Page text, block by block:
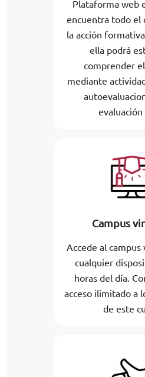
Plataforma web
encuentra todo el
la acción
ella podrá
comprender
mediante
evaluación
Campus
Accede al campus
cualquier
horas del día.
acceso ilimitado a
de este